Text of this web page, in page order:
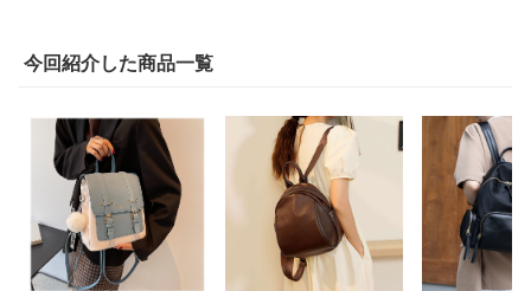
今回紹介した商品一覧